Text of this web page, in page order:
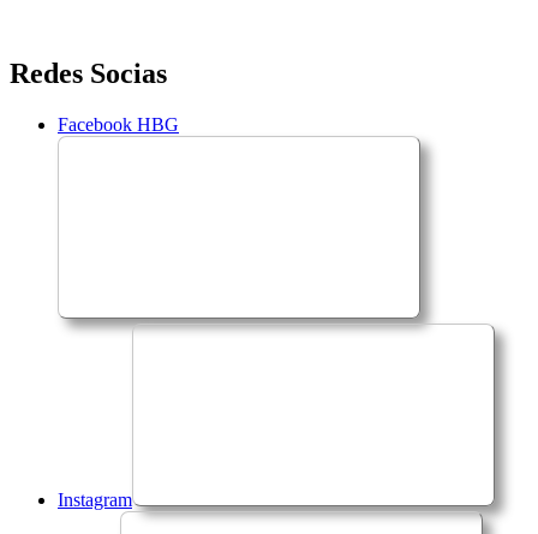
Saltar
para
conteúdo
Redes Socias
Facebook HBG
Instagram